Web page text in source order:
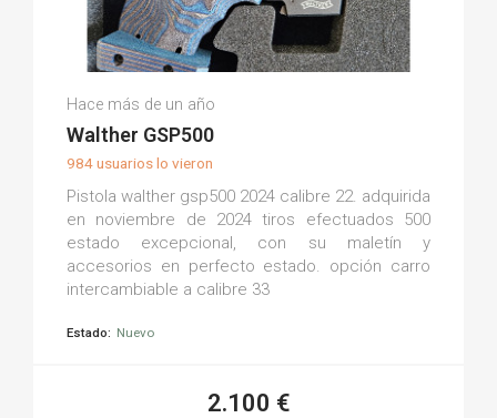
Ignasi A.
(0)
Hace más de un año
Walther GSP500
984 usuarios lo vieron
Pistola walther gsp500 2024 calibre 22. adquirida
en noviembre de 2024 tiros efectuados 500
estado excepcional, con su maletín y
accesorios en perfecto estado. opción carro
intercambiable a calibre 33
Estado: Nuevo
2.100 €